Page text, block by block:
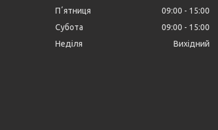
Пʼятниця
09:00
15:00
Субота
09:00
15:00
Неділя
Вихідний